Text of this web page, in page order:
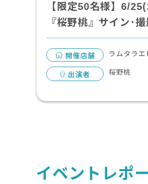
【限定50名様】6/
『桜野桃』サイン･
開催店舗 ラムタラ
出演者 桜野桃
イベントレポ